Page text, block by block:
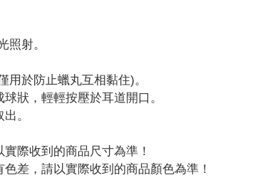
照射。
用於防止蠟丸互相黏住)。
狀，輕輕按壓於耳道開口。
。
際收到的商品尺寸為準！
差，請以實際收到的商品顏色為準！